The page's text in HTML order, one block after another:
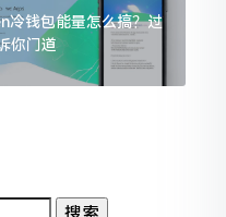
冷钱包能量怎么搞？过
你门道